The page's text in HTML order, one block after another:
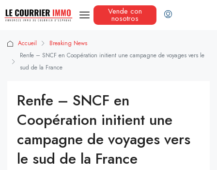
Vende con
nosotros
Accueil
Breaking News
Renfe – SNCF en Coopération initient une campagne de voyages vers le
sud de la France
Renfe – SNCF en
Coopération initient une
campagne de voyages vers
le sud de la France